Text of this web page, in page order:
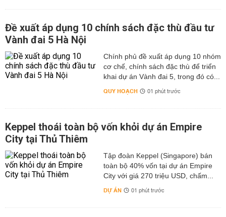
Đề xuất áp dụng 10 chính sách đặc thù đầu tư
Vành đai 5 Hà Nội
Chính phủ đề xuất áp dụng 10 nhóm
cơ chế, chính sách đặc thù để triển
khai dự án Vành đai 5, trong đó có...
QUY HOẠCH 01 phút trước
Keppel thoái toàn bộ vốn khỏi dự án Empire
City tại Thủ Thiêm
Tập đoàn Keppel (Singapore) bán
toàn bộ 40% vốn tại dự án Empire
City với giá 270 triệu USD, chấm...
DỰ ÁN 01 phút trước